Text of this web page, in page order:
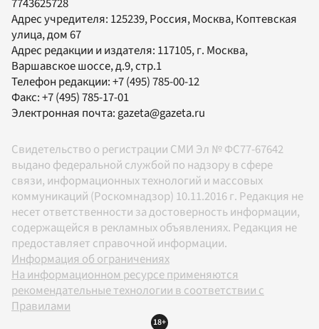
7743625728
Адрес учредителя: 125239, Россия, Москва, Коптевская
улица, дом 67
Адрес редакции и издателя: 117105, г. Москва,
Варшавское шоссе, д.9, стр.1
Телефон редакции:+7 (495) 785-00-12
Факс:+7 (495) 785-17-01
Электронная почта:gazeta@gazeta.ru
Свидетельство о регистрации СМИ Эл № ФС77-67642
выдано федеральной службой по надзору в сфере
связи, информационных технологий и массовых
коммуникаций (Роскомнадзор) 10.11.2016 г. Редакция не
несет ответственности за достоверность информации,
содержащейся в рекламных объявлениях. Редакция не
предоставляет справочной информации.
Информация об ограничениях
На информационном ресурсе применяются
рекомендательные технологии в соответствии с
Правилами
18+